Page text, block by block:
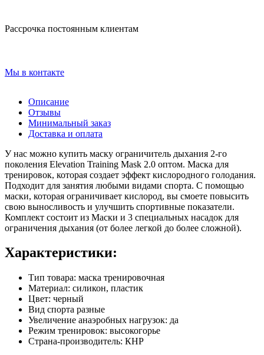
Рассрочка постоянным клиентам
Мы в контакте
Описание
Отзывы
Минимальный заказ
Доставка и оплата
У нас можно купить маску ограничитель дыхания 2-го
поколения Elevation Training Mask 2.0 оптом. Маска для
тренировок, которая создает эффект кислородного голодания.
Подходит для занятия любыми видами спорта. С помощью
маски, которая ограничивает кислород, вы смоете повысить
свою выносливость и улучшить спортивные показатели.
Комплект состоит из Маски и 3 специальных насадок для
ограничения дыхания (от более легкой до более сложной).
Характеристики:
Тип товара: маска тренировочная
Материал: силикон, пластик
Цвет: черный
Вид спорта разные
Увеличение анаэробных нагрузок: да
Режим тренировок: высокогорье
Страна-производитель: КНР